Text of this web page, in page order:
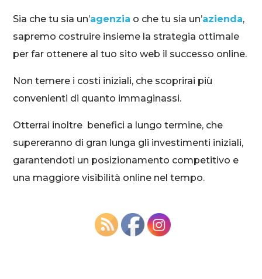
Sia che tu sia un’agenzia o che tu sia un’azienda,
sapremo costruire insieme la strategia ottimale
per far ottenere al tuo sito web il successo online.
Non temere i costi iniziali, che scoprirai più
convenienti di quanto immaginassi.
Otterrai inoltre benefici a lungo termine, che
supereranno di gran lunga gli investimenti iniziali,
garantendoti un posizionamento competitivo e
una maggiore visibilità online nel tempo.